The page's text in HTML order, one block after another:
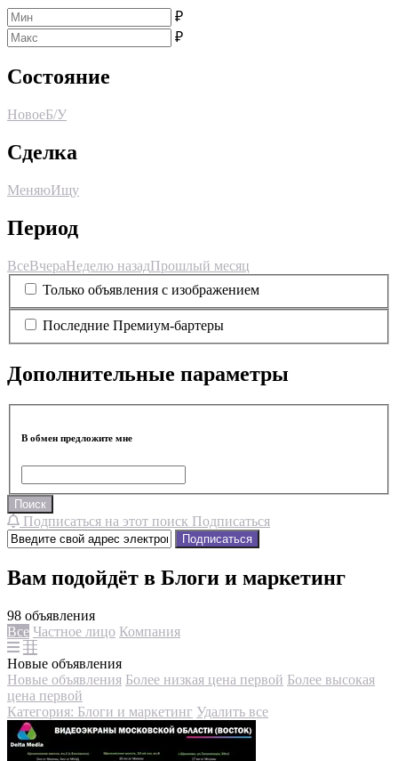
₽
₽
Состояние
НовоеБ/У
Сделка
МеняюИщу
Период
ВсеВчераНеделю назадПрошлый месяц
Только объявления с изображением
Последние Премиум-бартеры
Дополнительные параметры
В обмен предложите мне
Поиск
Подписаться на этот поиск Подписаться
Подписаться
Вам подойдёт в Блоги и маркетинг
98 объявления
Все Частное лицо Компания
Новые объявления
Новые объявления Более низкая цена первой Более высокая
цена первой
Категория: Блоги и маркетинг Удалить все